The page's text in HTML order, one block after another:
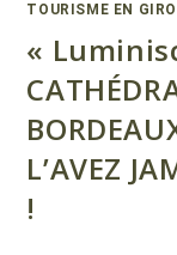
TOURISME EN
«
L’AVEZ
!